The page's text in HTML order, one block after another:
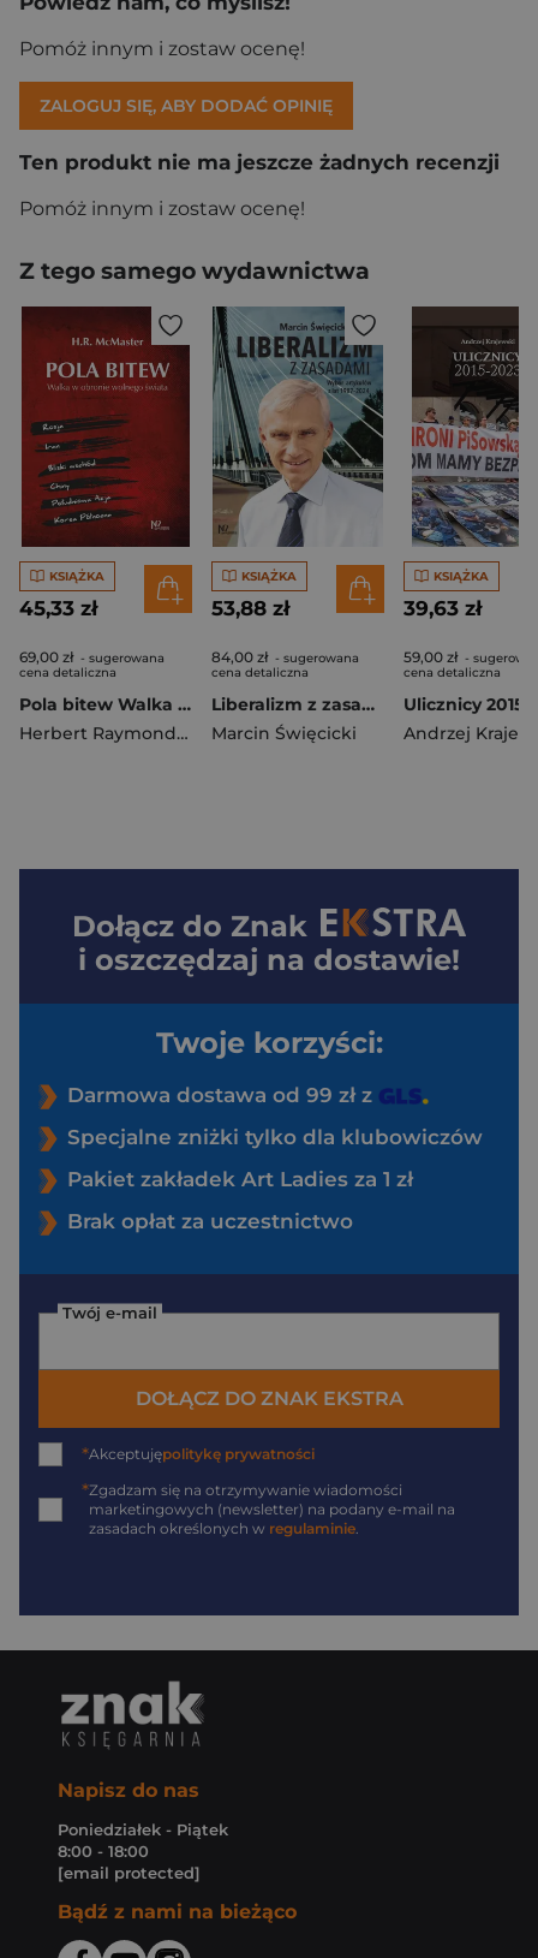
Pomóż innym i zostaw ocenę!
ZALOGUJ SIĘ, ABY DODAĆ OPINIĘ
Ten produkt nie ma jeszcze żadnych recenzji
Pomóż innym i zostaw ocenę!
Z tego samego wydawnictwa
KSIĄŻKA
45,33 zł
69,00 zł - sugerowana
cena detaliczna
Pola bitew Walka w obronie wolnego świata
Herbert Raymond McMaster
KSIĄŻKA
53,88 zł
84,00 zł - sugerowana
cena detaliczna
Liberalizm z zasadami Wybór artykułów z lat 1987-2023
Marcin Święcicki
KSIĄŻKA
39,63 zł
59,00 zł -
cena detaliczna
Ulicznicy 2015-
Andrzej
Dołącz do Znak
i oszczędzaj na dostawie!
Twoje korzyści:
Darmowa dostawa od 99 zł z
Specjalne zniżki tylko dla klubowiczów
Pakiet zakładek Art Ladies za 1 zł
Brak opłat za uczestnictwo
Twój e-mail
DOŁĄCZ DO ZNAK EKSTRA
*Akceptujępolitykę prywatności
*Zgadzam się na otrzymywanie wiadomości
marketingowych (newsletter) na podany e-mail na
zasadach określonych w regulaminie.
Napisz do nas
Poniedziałek - Piątek
8:00 - 18:00
[email protected]
Bądź z nami na bieżąco